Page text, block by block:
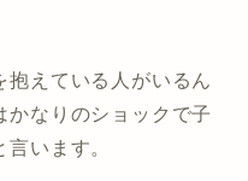
抱えている人がいるん
かなりのショックで子
います。